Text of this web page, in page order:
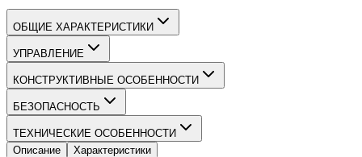
ОБЩИЕ ХАРАКТЕРИСТИКИ
УПРАВЛЕНИЕ
КОНСТРУКТИВНЫЕ ОСОБЕННОСТИ
БЕЗОПАСНОСТЬ
ТЕХНИЧЕСКИЕ ОСОБЕННОСТИ
Описание
Характеристики